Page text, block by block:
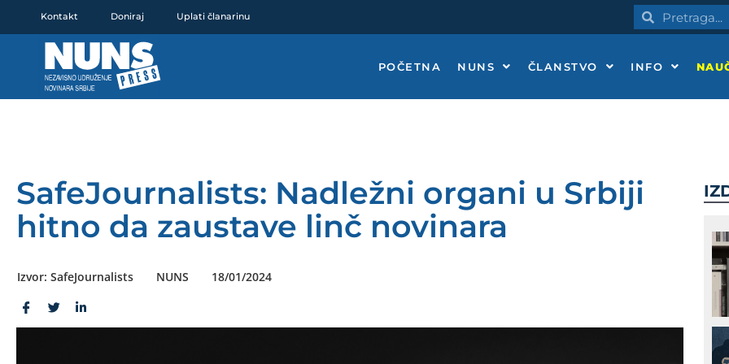
Kontakt Doniraj Uplati članarinu PretragaPretraga
POČETNA NUNS ČLANSTVO INFO
SafeJournalists: Nadležni organi u Srbiji
hitno da zaustave linč novinara
Izvor: SafeJournalists NUNS 18/01/2024